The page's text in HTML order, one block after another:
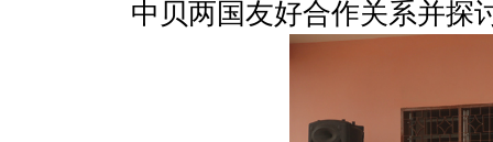
中贝两国友好合作关系并探